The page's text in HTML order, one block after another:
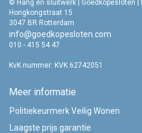
© Hang en sluitwerk | Goedkopesloten |
Hongkongstraat 15
3047 BR Rotterdam
info@goedkopesloten.com
010 - 415 54 47
KvK nummer: KVK 62742051
Meer informatie
Politiekeurmerk Veilig Wonen
Laagste prijs garantie